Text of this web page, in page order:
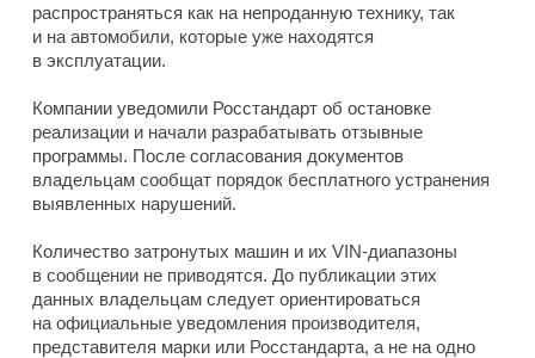
распространяться как на непроданную технику, так
и на автомобили, которые уже находятся
в эксплуатации.
Компании уведомили Росстандарт об остановке
реализации и начали разрабатывать отзывные
программы. После согласования документов
владельцам сообщат порядок бесплатного устранения
выявленных нарушений.
Количество затронутых машин и их VIN-диапазоны
в сообщении не приводятся. До публикации этих
данных владельцам следует ориентироваться
на официальные уведомления производителя,
представителя марки или Росстандарта, а не на одно